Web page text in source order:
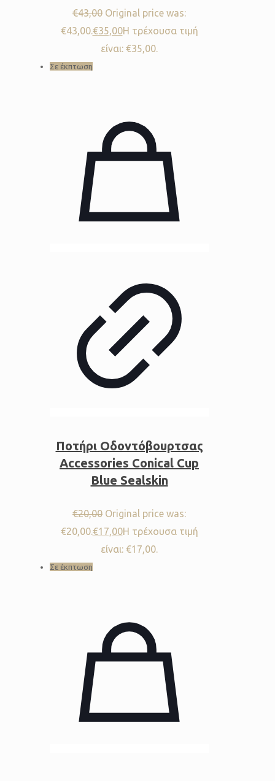
€43,00 Original price was:
€43,00.€35,00Η τρέχουσα τιμή
είναι: €35,00.
Σε έκπτωση
Ποτήρι Οδοντόβουρτσας
Accessories Conical Cup
Blue Sealskin
€20,00 Original price was:
€20,00.€17,00Η τρέχουσα τιμή
είναι: €17,00.
Σε έκπτωση